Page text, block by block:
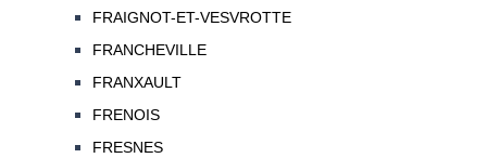
FRAIGNOT-ET-VESVROTTE
FRANCHEVILLE
FRANXAULT
FRENOIS
FRESNES